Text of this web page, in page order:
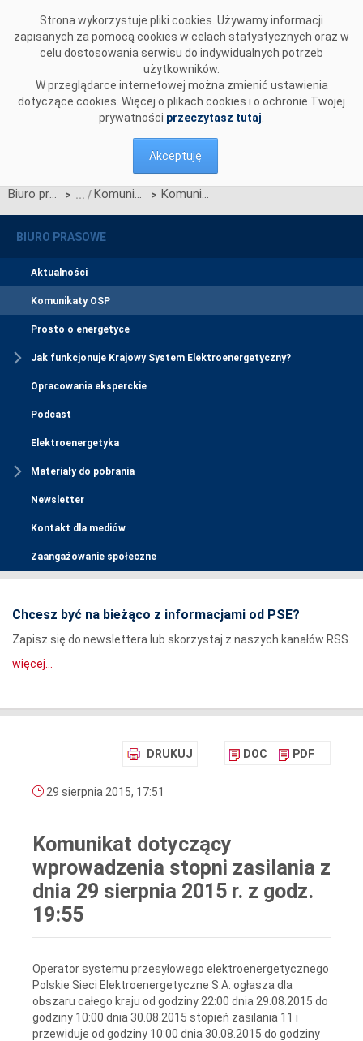
Strona wykorzystuje pliki cookies. Używamy informacji
zapisanych za pomocą cookies w celach statystycznych oraz w
celu dostosowania serwisu do indywidualnych potrzeb
użytkowników.
W przeglądarce internetowej można zmienić ustawienia
dotyczące cookies. Więcej o plikach cookies i o ochronie Twojej
prywatności przeczytasz tutaj
Akceptuję
Biuro prasowe > Komunikaty OSP > Komunikat dotyczący wprowadzenia stopni zasilania z dnia 29 sierpnia 2015 r. z godz. 19:55
BIURO PRASOWE
Aktualności
Komunikaty OSP
Prosto o energetyce
Jak funkcjonuje Krajowy System Elektroenergetyczny?
Opracowania eksperckie
Podcast
Elektroenergetyka
Materiały do pobrania
Newsletter
Kontakt dla mediów
Zaangażowanie społeczne
Chcesz być na bieżąco z informacjami od PSE?
Zapisz się do newslettera lub skorzystaj z naszych kanałów RSS.
więcej...
DRUKUJ DOC PDF
29 sierpnia 2015, 17:51
Komunikat dotyczący
wprowadzenia stopni zasilania z
dnia 29 sierpnia 2015 r. z godz.
19:55
Operator systemu przesyłowego elektroenergetycznego
Polskie Sieci Elektroenergetyczne S.A. ogłasza dla
obszaru całego kraju od godziny 22:00 dnia 29.08.2015 do
godziny 10:00 dnia 30.08.2015 stopień zasilania 11 i
przewiduje od godziny 10:00 dnia 30.08.2015 do godziny